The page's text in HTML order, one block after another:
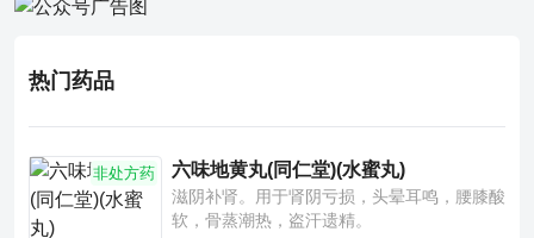
热门药品
非处方药 六味地黄丸(同仁堂)(水蜜丸)
滋阴补肾。用于肾阴亏损，头晕耳鸣，腰膝酸
软，骨蒸潮热，盗汗遗精。